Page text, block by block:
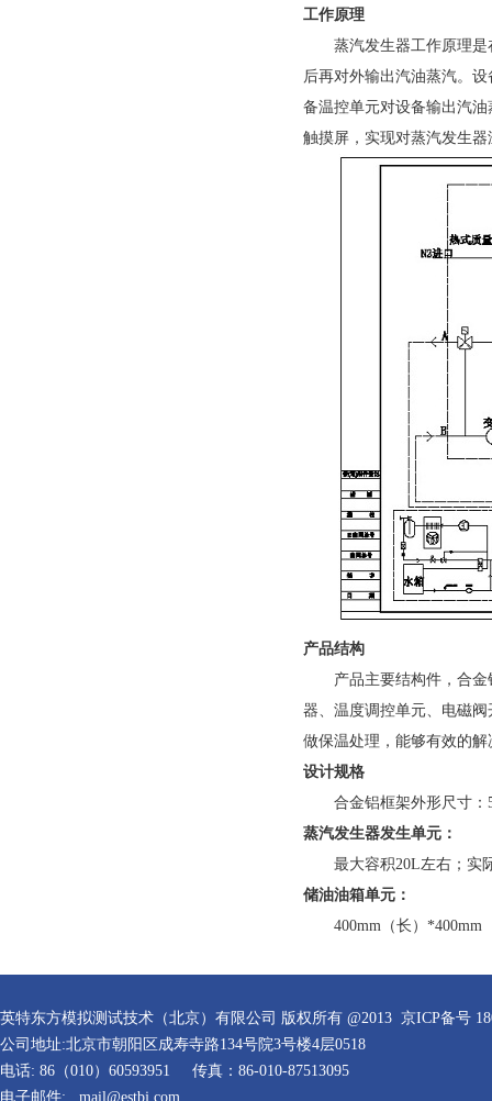
工作原理
蒸汽发生器工作原理
后再对外输出汽油蒸汽。
备温控单元对设备输出汽
触摸屏，实现对蒸汽发生
产品结构
产品主要结构件，合
器、温度调控单元、电磁
做保温处理，能够有效的
设计规格
合金铝框架外形尺寸：
蒸汽发生器发生单元：
最大容积20L左右；实
储油油箱单元：
400mm （长） *400mm
英特东方模拟测试技术（北京）有限公司 版权所有 @2013 京ICP备号
公司地址:北京市朝阳区成寿寺路134号院3号楼4层0518
电话: 86（010）60593951 传真：86-010-87513095
电子邮件:
mail@estbj.com